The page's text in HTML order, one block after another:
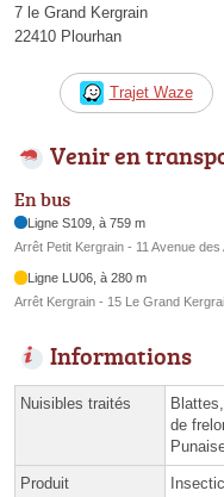
7 le Grand Kergrain
22410 Plourhan
Trajet Waze
Venir en
En bus
Ligne S109, à 759 m
Arrêt Petit Kergrain - 11 Avenue
Ligne LU06, à 280 m
Arrêt Kergrain - 15 Le Grand
Informations
Nuisibles traités
de
Produit